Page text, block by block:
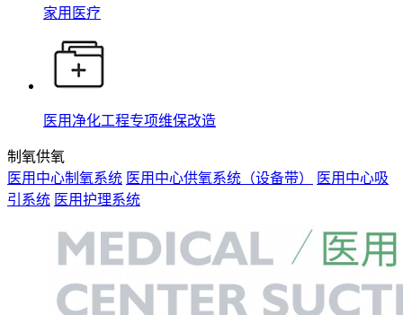
家用医疗
医用净化工程专项维保改造
制氧供氧
医用中心制氧系统 医用中心供氧系统（设备带）
医用中心吸
引系统 医用护理系统